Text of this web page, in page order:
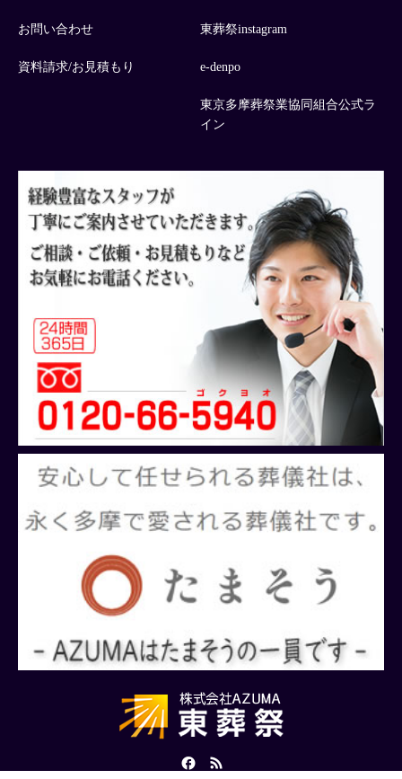
お問い合わせ
資料請求/お見積もり
東葬祭instagram
e-denpo
東京多摩葬祭業協同組合公式ラ
イン